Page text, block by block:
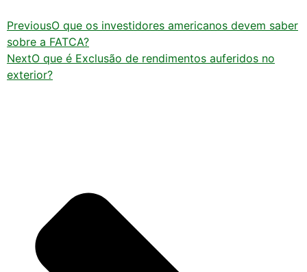
PreviousO que os investidores americanos devem saber
sobre a FATCA?
NextO que é Exclusão de rendimentos auferidos no
exterior?